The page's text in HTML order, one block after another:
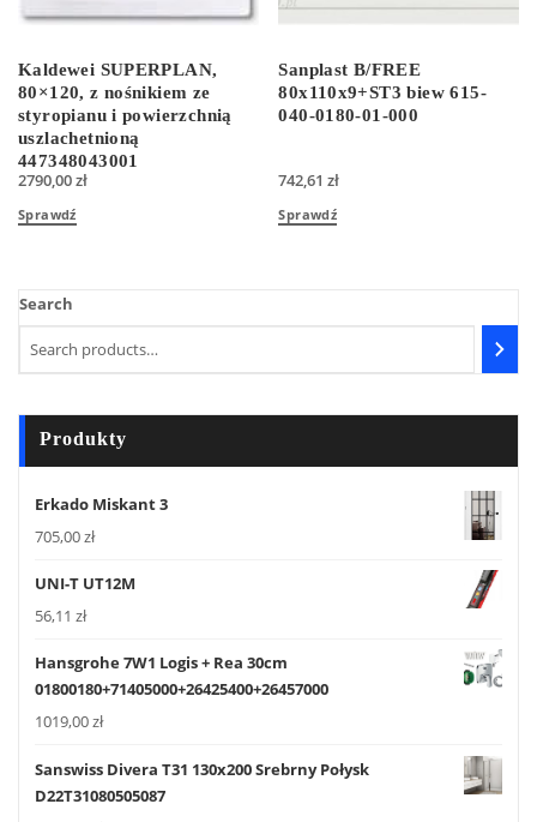
Kaldewei SUPERPLAN,
80×120, z nośnikiem ze
styropianu i powierzchnią
uszlachetnioną
447348043001
2790,00zł
Sprawdź
Sanplast B/FREE
80x110x9+ST3 biew 615-
040-0180-01-000
742,61zł
Sprawdź
Search
Produkty
Erkado Miskant 3
705,00zł
UNI-T UT12M
56,11 zł
Hansgrohe 7W1 Logis + Rea 30cm
01800180+71405000+26425400+26457000
1019,00zł
Sanswiss Divera T31 130x200 Srebrny Połysk
D22T31080505087